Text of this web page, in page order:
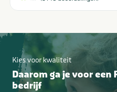
Kies voor kwaliteit
Daarom ga je voor een
bedrijf